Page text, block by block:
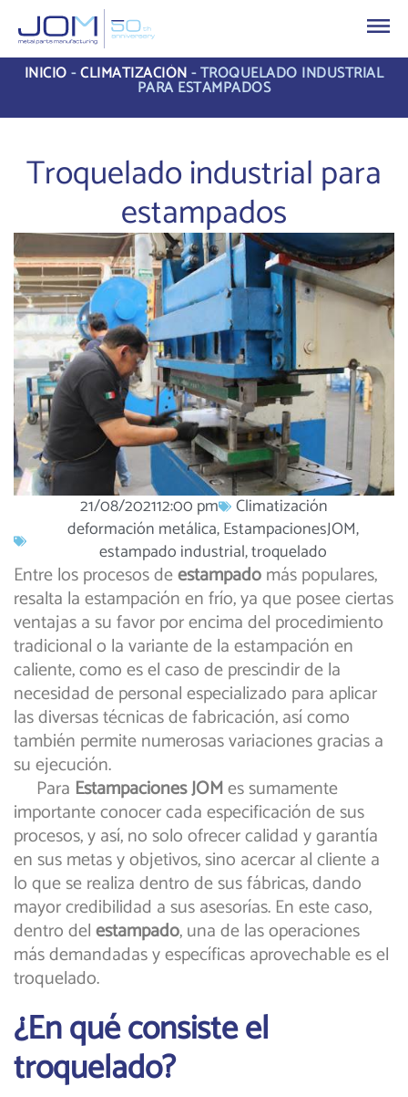
INICIO-CLIMATIZACIÓN-TROQUELADO INDUSTRIAL
PARA ESTAMPADOS
Troquelado industrial para
estampados
21/08/202112:00 pm
Climatización
deformación metálica,EstampacionesJOM,
estampado industrial,troquelado
Entre los procesos deestampadomás populares,
resalta la estampación en frío, ya que posee ciertas
ventajas a su favor por encima del procedimiento
tradicional o la variante de la estampación en
caliente, como es el caso de prescindir de la
necesidad de personal especializado para aplicar
las diversas técnicas de fabricación, así como
también permite numerosas variaciones gracias a
su ejecución.
Para Estampaciones JOMes sumamente
importante conocer cada especificación de sus
procesos, y así, no solo ofrecer calidad y garantía
en sus metas y objetivos, sino acercar al cliente a
lo que se realiza dentro de sus fábricas, dando
mayor credibilidad a sus asesorías. En este caso,
dentro delestampado, una de las operaciones
más demandadas y específicas aprovechable es el
troquelado.
¿En qué consiste el
troquelado?